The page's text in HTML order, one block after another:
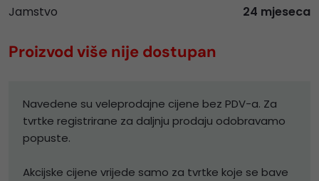
Jamstvo 24 mjeseca
Proizvod više nije dostupan
Navedene su veleprodajne cijene bez PDV-a. Za
tvrtke registrirane za daljnju prodaju odobravamo
popuste.
Akcijske cijene vrijede samo za tvrtke koje se bave